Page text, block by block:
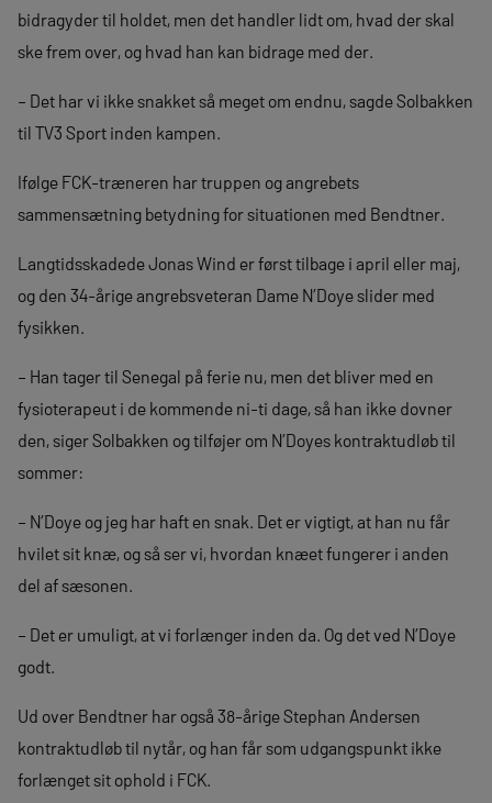
bidragyder til holdet, men det handler lidt om, hvad der skal
ske frem over, og hvad han kan bidrage med der.
– Det har vi ikke snakket så meget om endnu, sagde Solbakken
til TV3 Sport inden kampen.
Ifølge FCK-træneren har truppen og angrebets
sammensætning betydning for situationen med Bendtner.
Langtidsskadede Jonas Wind er først tilbage i april eller maj,
og den 34-årige angrebsveteran Dame N’Doye slider med
fysikken.
– Han tager til Senegal på ferie nu, men det bliver med en
fysioterapeut i de kommende ni-ti dage, så han ikke dovner
den, siger Solbakken og tilføjer om N’Doyes kontraktudløb til
sommer:
– N’Doye og jeg har haft en snak. Det er vigtigt, at han nu får
hvilet sit knæ, og så ser vi, hvordan knæet fungerer i anden
del af sæsonen.
– Det er umuligt, at vi forlænger inden da. Og det ved N’Doye
godt.
Ud over Bendtner har også 38-årige Stephan Andersen
kontraktudløb til nytår, og han får som udgangspunkt ikke
forlænget sit ophold i FCK.